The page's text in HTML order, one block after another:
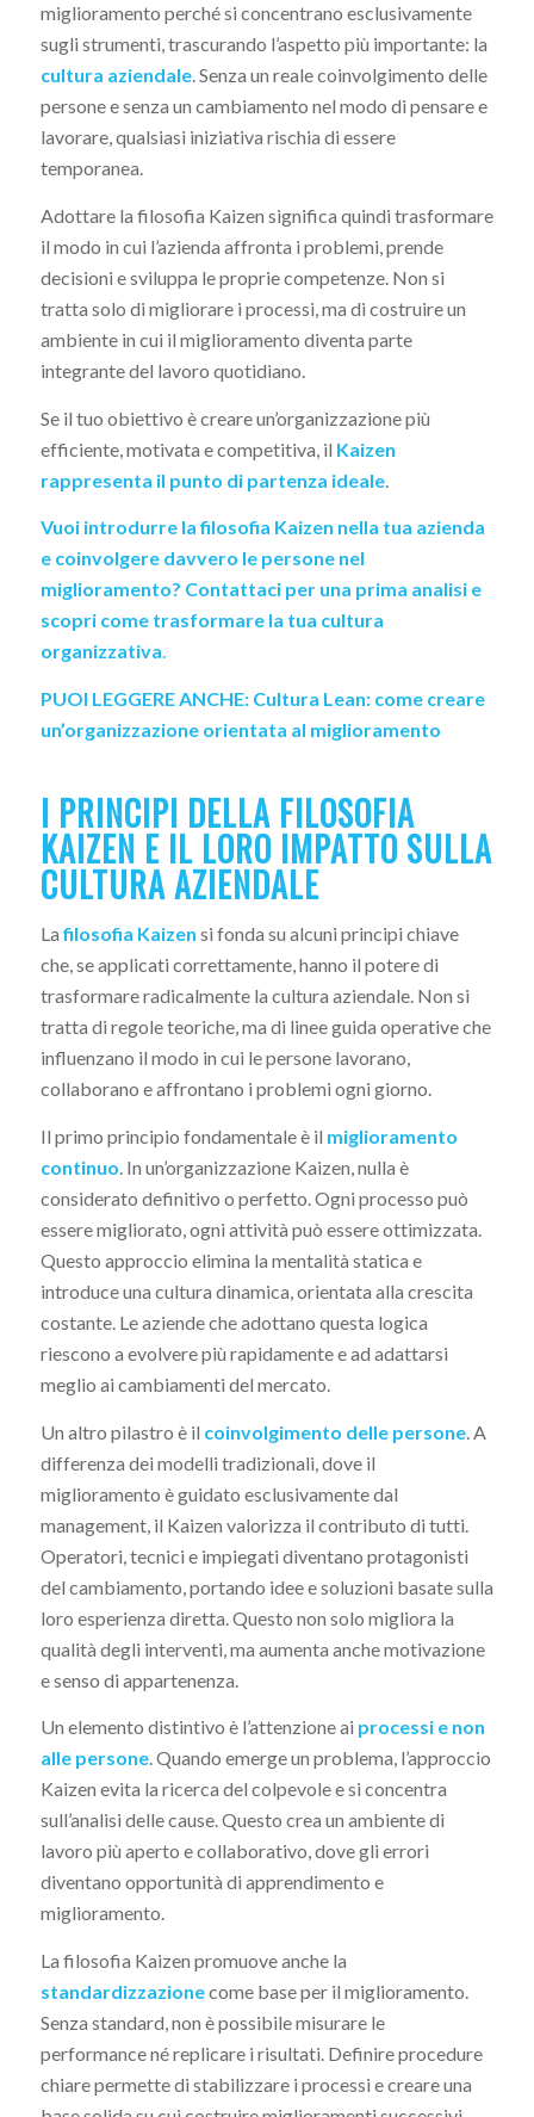
miglioramento perché si concentrano esclusivamente
sugli strumenti, trascurando l’aspetto più importante: la
cultura aziendale. Senza un reale coinvolgimento delle
persone e senza un cambiamento nel modo di pensare e
lavorare, qualsiasi iniziativa rischia di essere
temporanea.
Adottare la filosofia Kaizen significa quindi trasformare
il modo in cui l’azienda affronta i problemi, prende
decisioni e sviluppa le proprie competenze. Non si
tratta solo di migliorare i processi, ma di costruire un
ambiente in cui il miglioramento diventa parte
integrante del lavoro quotidiano.
Se il tuo obiettivo è creare un’organizzazione più
efficiente, motivata e competitiva, il Kaizen
rappresenta il punto di partenza ideale.
Vuoi introdurre la filosofia Kaizen nella tua azienda
e coinvolgere davvero le persone nel
miglioramento? Contattaci per una prima analisi e
scopri come trasformare la tua cultura
organizzativa.
PUOI LEGGERE ANCHE: Cultura Lean: come creare
un’organizzazione orientata al miglioramento
I PRINCIPI DELLA FILOSOFIA
KAIZEN E IL LORO IMPATTO SULLA
CULTURA AZIENDALE
Lafilosofia Kaizen si fonda su alcuni principi chiave
che, se applicati correttamente, hanno il potere di
trasformare radicalmente la cultura aziendale. Non si
tratta di regole teoriche, ma di linee guida operative che
influenzano il modo in cui le persone lavorano,
collaborano e affrontano i problemi ogni giorno.
Il primo principio fondamentale è il miglioramento
continuo. In un’organizzazione Kaizen, nulla è
considerato definitivo o perfetto. Ogni processo può
essere migliorato, ogni attività può essere ottimizzata.
Questo approccio elimina la mentalità statica e
introduce una cultura dinamica, orientata alla crescita
costante. Le aziende che adottano questa logica
riescono a evolvere più rapidamente e ad adattarsi
meglio ai cambiamenti del mercato.
Un altro pilastro è il coinvolgimento delle persone. A
differenza dei modelli tradizionali, dove il
miglioramento è guidato esclusivamente dal
management, il Kaizen valorizza il contributo di tutti.
Operatori, tecnici e impiegati diventano protagonisti
del cambiamento, portando idee e soluzioni basate sulla
loro esperienza diretta. Questo non solo migliora la
qualità degli interventi, ma aumenta anche motivazione
e senso di appartenenza.
Un elemento distintivo è l’attenzione ai processi e non
alle persone. Quando emerge un problema, l’approccio
Kaizen evita la ricerca del colpevole e si concentra
sull’analisi delle cause. Questo crea un ambiente di
lavoro più aperto e collaborativo, dove gli errori
diventano opportunità di apprendimento e
miglioramento.
La filosofia Kaizen promuove anche la
standardizzazionecome base per il miglioramento.
Senza standard, non è possibile misurare le
performance né replicare i risultati. Definire procedure
chiare permette di stabilizzare i processi e creare una